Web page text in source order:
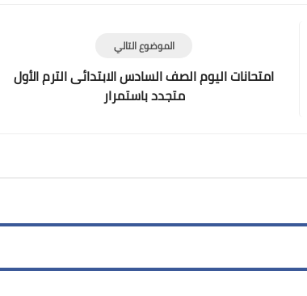
الموضوع التالي
امتحانات اليوم الصف السادس الابتدائى الترم الأول
متجدد باستمرار